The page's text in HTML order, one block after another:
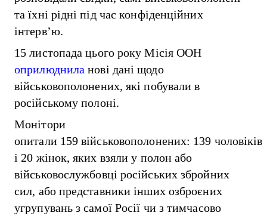
та їхні рідні під час конфіденційних
інтерв’ю.
15 листопада цього року Місія ООН
оприлюднила нові дані щодо
військовополонених, які побували в
російському полоні.
Монітори
опитали 159 військовополонених: 139 чоловіків
і 20 жінок, яких взяли у полон або
військовослужбовці російських збройних
сил, або представники інших озброєних
угрупувань з самої Росії чи з тимчасово